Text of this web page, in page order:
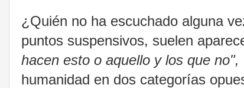
¿Quién no ha escuchado alguna
puntos suspensivos, suelen
hacen esto o aquello y los que no",
humanidad en dos categorías